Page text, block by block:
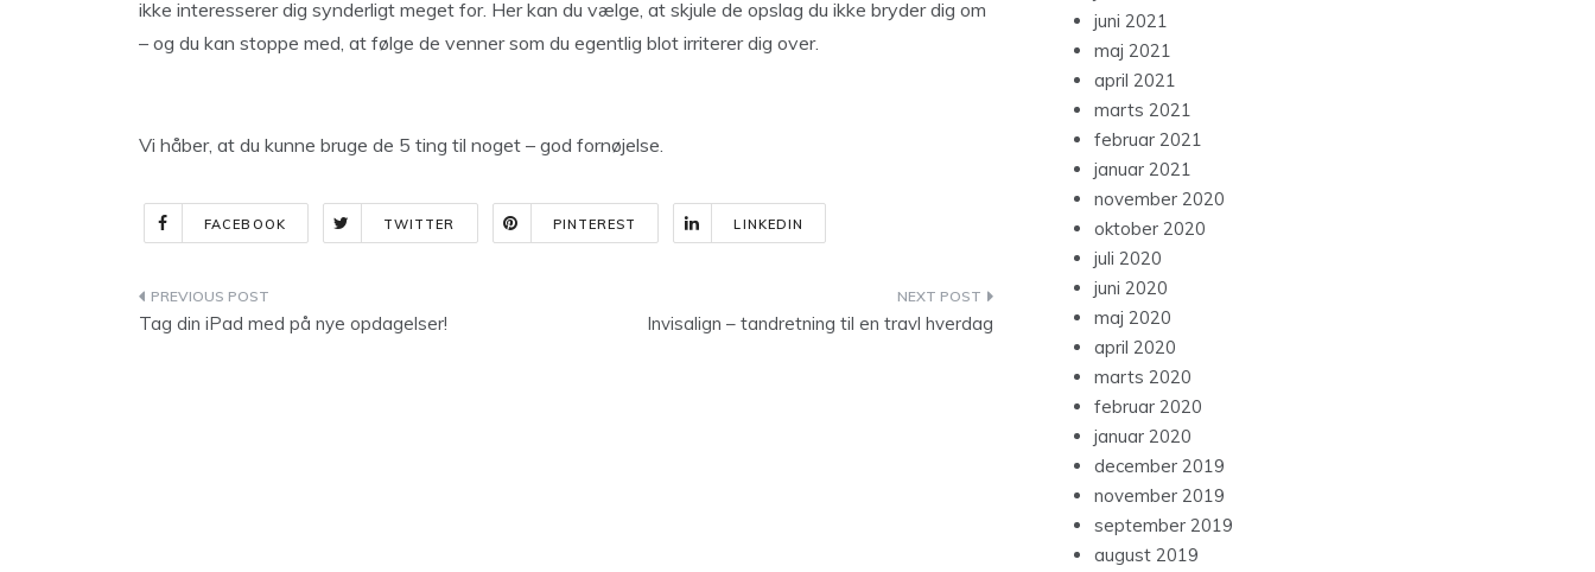
ikke interesserer dig synderligt meget for. Her kan du vælge, at skjule de opslag du ikke bryder dig om
– og du kan stoppe med, at følge de venner som du egentlig blot irriterer dig over.
Vi håber, at du kunne bruge de 5 ting til noget – god fornøjelse.
FACEBOOK TWITTER PINTEREST LINKEDIN
Indlægsnavigation
Tag din iPad med på nye opdagelser! Invisalign – tandretning til en travl hverdag
juni 2021
maj 2021
april 2021
marts 2021
februar 2021
januar 2021
november 2020
oktober 2020
juli 2020
juni 2020
maj 2020
april 2020
marts 2020
februar 2020
januar 2020
december 2019
november 2019
september 2019
august 2019